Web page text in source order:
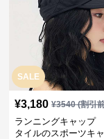
SALE
¥3,180 ¥3540(割引
ランニングキャップ
タイルのスポーツキ